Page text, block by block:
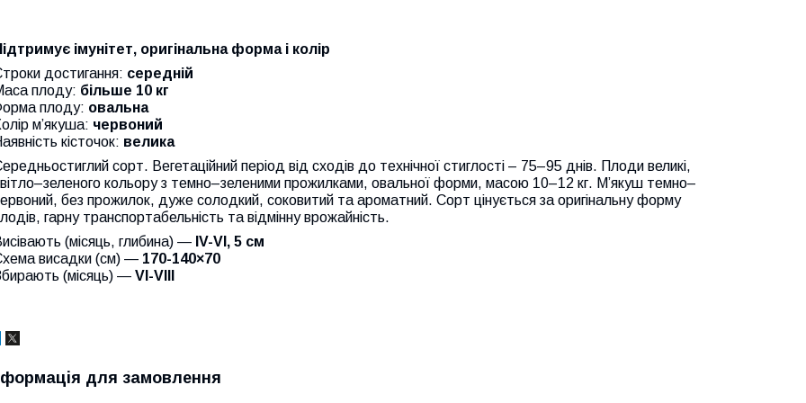
імунітет, оригінальна форма і колір
достигання: середній
плоду: більше 10 кг
плоду: овальна
м’якуша: червоний
кісточок: велика
сорт. Вегетаційний період від сходів до технічної стиглості – 75–95 днів. Плоди великі,
кольору з темно–зеленими прожилками, овальної форми, масою 10–12 кг. М’якуш темно–
без прожилок, дуже солодкий, соковитий та ароматний. Сорт цінується за оригінальну форму
гарну транспортабельність та відмінну врожайність.
(місяць, глибина) — IV-VI, 5 см
висадки (см) — 170-140×70
(місяць) — VI-VIII
для замовлення